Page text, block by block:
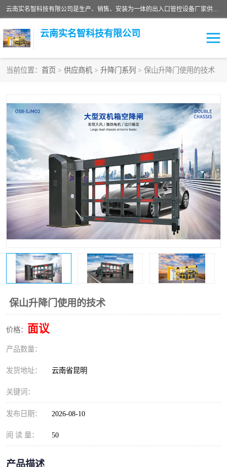
云南实名智科技有限公司是生产、销售、安装为一体的出入口管控设备厂家供应商。主营:电动伸缩门、道闸、广告道闸、重型空降闸、车牌识别、门禁通道、升降柱、岗亭、旗杆等智能设备。主营产品: 电动伸缩门,道闸门禁,车牌识别 生产、销售、安装为一体的出入口管控设备厂家源头供应商。
云南实名智科技有限公司
当前位置： 首页 > 供应商机 > 升降门系列 > 保山升降门使用的技术
保山升降门使用的技术
价格： 面议
产品数量：
发货地址： 云南省昆明
关键词：
发布日期： 2026-08-10
阅 读 量： 50
产品描述
广告道闸系列 普通道闸系列
升降门系列 通道闸系列
小门系列 伸缩门